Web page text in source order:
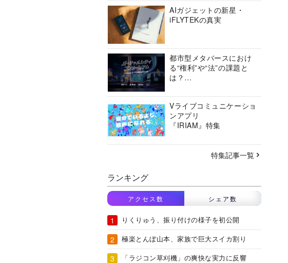
AIガジェットの新星・
iFLYTEKの真実
都市型メタバースにおけ
る“権利”や“法”の課題と
は？
ーシアムの挑戦に迫る
Vライブコミュニケーショ
ンアプリ
『IRIAM』特集
特集記事一覧
ランキング
アクセス数 シェア数
りくりゅう、振り付けの様子を初公開
極楽とんぼ山本、家族で巨大スイカ割り
「ラジコン草刈機」の爽快な実力に反響